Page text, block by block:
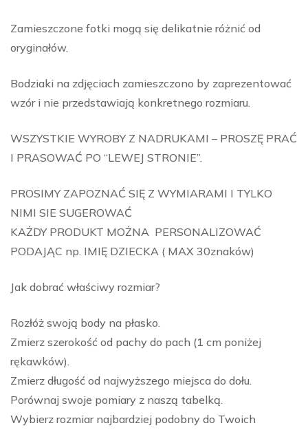
Zamieszczone fotki mogą się delikatnie różnić od
oryginałów.
Bodziaki na zdjęciach zamieszczono by zaprezentować
wzór i nie przedstawiają konkretnego rozmiaru.
WSZYSTKIE WYROBY Z NADRUKAMI – PROSZĘ PRAĆ
I PRASOWAĆ PO “LEWEJ STRONIE”.
PROSIMY ZAPOZNAĆ SIĘ Z WYMIARAMI I TYLKO
NIMI SIE SUGEROWAĆ
KAŻDY PRODUKT MOŻNA PERSONALIZOWAĆ
PODAJĄC np. IMIĘ DZIECKA ( MAX 30znaków)
Jak dobrać właściwy rozmiar?
Rozłóż swoją body na płasko.
Zmierz szerokość od pachy do pach (1 cm poniżej
rękawków).
Zmierz długość od najwyższego miejsca do dołu.
Porównaj swoje pomiary z naszą tabelką.
Wybierz rozmiar najbardziej podobny do Twoich